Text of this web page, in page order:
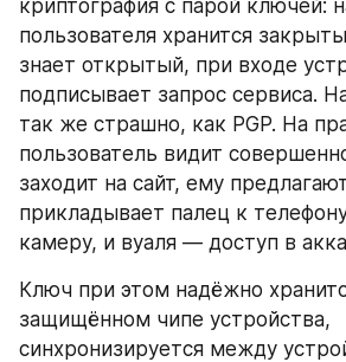
криптография с парой ключей:
пользователя хранится
знает открытый, при входе
подписывает запрос сервиса.
так же страшно, как PGP. На
пользователь видит
заходит на сайт, ему
прикладывает палец к
камеру, и вуаля — доступ в
Ключ при этом надёжно
защищённом чипе устройства,
синхронизируется между